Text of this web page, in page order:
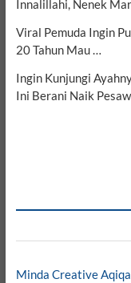
Innalillahi, Nenek
Viral Pemuda Ingin
20 Tahun Mau …
Ingin Kunjungi
Ini Berani Naik
Minda Creative